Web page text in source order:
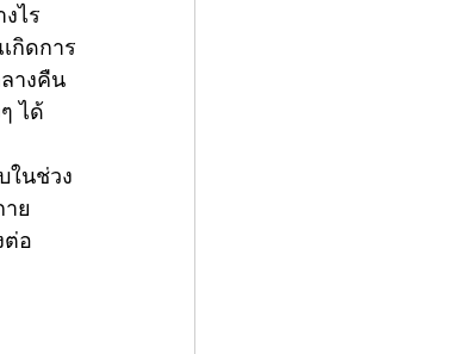
ไร
กิดการ
างคืน
ได้
ในช่วง
ย
อ